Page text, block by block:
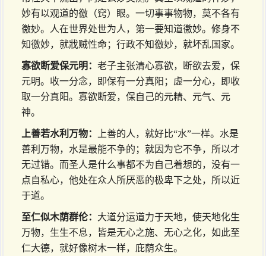
妙有以观道的徼（窍）眼。一切事事物物，莫不各有
徼妙。人在世界处世为人，第一要知道徼妙。修身不
知徼妙，就戕贼性命；行政不知徼妙，就坏乱国家。
寡欲断爱保元明： 老子主张清心寡欲，断欲去爱，保
元明。收一分念，即保有一分真阳；虚一分心，即收
取一分真阳。寡欲断爱，保自己的元精、元气、元
神。
上善若水利万物：
上善的人，就好比“水”一样。水是
善利万物，水是最能不争的；就因为它不争，所以才
无过错。而圣人是什么事都不为自己着想的，没有一
点自私心，他处在众人所厌恶的极卑下之处，所以近
于道。
至仁似木荫群伦： 大道分运道力于天地，使天地化生
万物，生生不息，皆是无心之施、无心之化，如此至
仁大德，就好像树木一样，庇荫众生。